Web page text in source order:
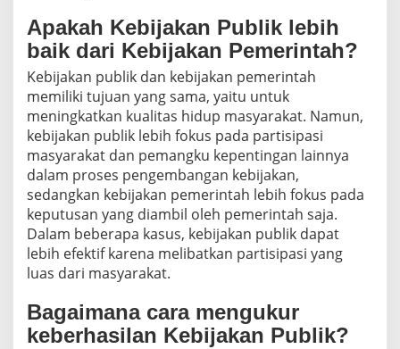
Apakah Kebijakan Publik lebih
baik dari Kebijakan Pemerintah?
Kebijakan publik dan kebijakan pemerintah
memiliki tujuan yang sama, yaitu untuk
meningkatkan kualitas hidup masyarakat. Namun,
kebijakan publik lebih fokus pada partisipasi
masyarakat dan pemangku kepentingan lainnya
dalam proses pengembangan kebijakan,
sedangkan kebijakan pemerintah lebih fokus pada
keputusan yang diambil oleh pemerintah saja.
Dalam beberapa kasus, kebijakan publik dapat
lebih efektif karena melibatkan partisipasi yang
luas dari masyarakat.
Bagaimana cara mengukur
keberhasilan Kebijakan Publik?